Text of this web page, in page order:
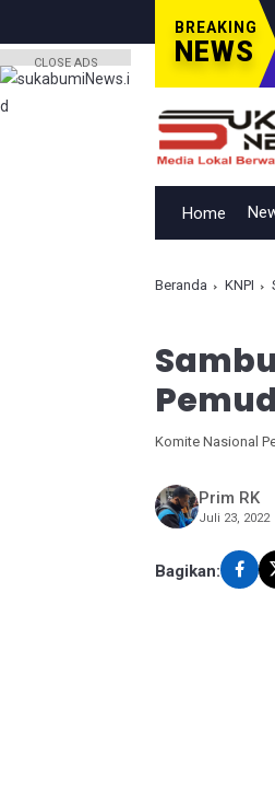
BREAKING
NEWS
Seorang Anak, Tewas
Home
Beranda KNPI
Komite Nasional
Prim RK
Juli 23, 2022
Bagikan:
CLOSE ADS